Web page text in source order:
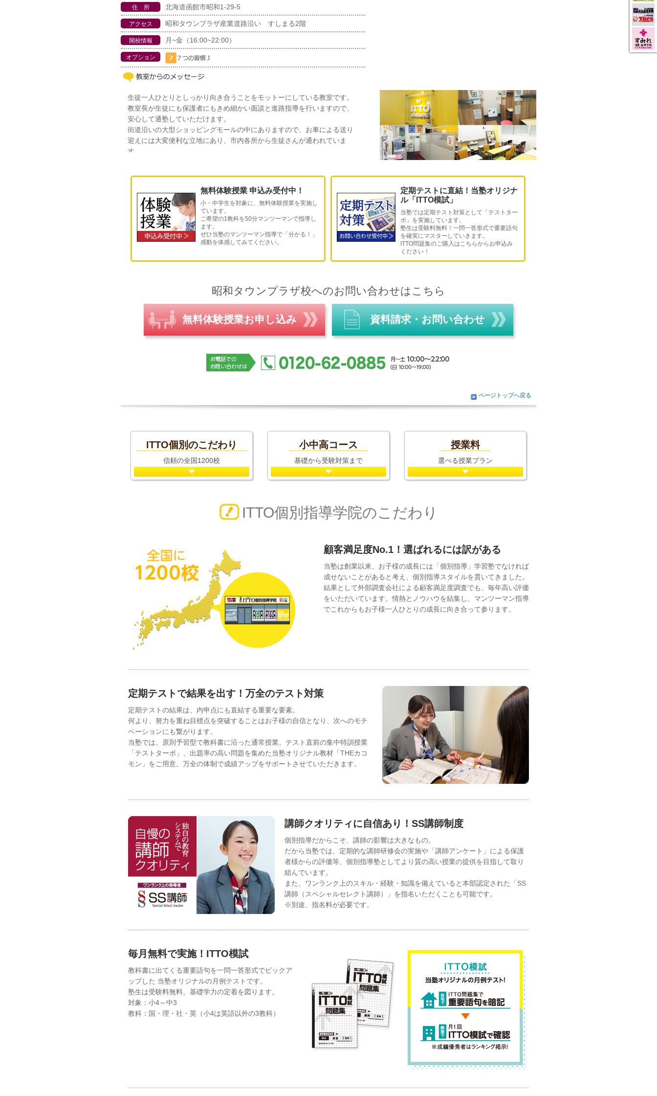
住 所 北海道函館市昭和1-29-5
アクセス 昭和タウンプラザ産業道路沿い すしまる2階
開校情報 月~金（16:00~22:00）
オプション
生徒一人ひとりとしっかり向き合うことをモットーにしている教室です。
教室長が生徒にも保護者にもきめ細かい面談と進路指導を行いますので、
安心して通塾していただけます。
街道沿いの大型ショッピングモールの中にありますので、お車による送り
迎えには大変便利な立地にあり、市内各所から生徒さんが通われていま
す。
無料体験授業 申込み受付中！
小・中学生を対象に、無料体験授業を実施し
ています。
ご希望の1教科を50分マンツーマンで指導し
ます。
ぜひ当塾のマンツーマン指導で「分かる！」
感動を体感してみてください。
定期テストに直結！当塾オリジナ
ル「ITTO模試」
当塾では定期テスト対策として「テストター
ボ」を実施しています。
塾生は受験料無料！一問一答形式で重要語句
を確実にマスターしていきます。
ITTO問題集のご購入はこちらからお申込み
ください！
昭和タウンプラザ校へのお問い合わせはこちら
無料体験授業お申し込み 資料請求・お問い合わせ
ページトップへ戻る
ITTO個別のこだわり
信頼の全国1200校
小中高コース
基礎から受験対策まで
授業料
選べる授業プラン
ITTO個別指導学院のこだわり
顧客満足度No.1！選ばれるには訳がある
当塾は創業以来、お子様の成長には「個別指導」学習塾でなければ
成せないことがあると考え、個別指導スタイルを貫いてきました。
結果として外部調査会社による顧客満足度調査でも、毎年高い評価
をいただいています。情熱とノウハウを結集し、マンツーマン指導
でこれからもお子様一人ひとりの成長に向き合って参ります。
定期テストで結果を出す！万全のテスト対策
定期テストの結果は、内申点にも直結する重要な要素。
何より、努力を重ね目標点を突破することはお子様の自信となり、次へのモチ
ベーションにも繋がります。
当塾では、原則予習型で教科書に沿った通常授業、テスト直前の集中特訓授業
「テストターボ」、出題率の高い問題を集めた当塾オリジナル教材「THEカコ
モン」をご用意。万全の体制で成績アップをサポートさせていただきます。
講師クオリティに自信あり！SS講師制度
個別指導だからこそ、講師の影響は大きなもの。
だから当塾では、定期的な講師研修会の実施や「講師アンケート」による保護
者様からの評価等、個別指導塾としてより質の高い授業の提供を目指して取り
組んでいます。
また、ワンランク上のスキル・経験・知識を備えていると本部認定された「SS
講師（スペシャルセレクト講師）」を指名いただくことも可能です。
※別途、指名料が必要です。
毎月無料で実施！ITTO模試
教科書に出てくる重要語句を一問一答形式でピックア
ップした 当塾オリジナルの月例テストです。
塾生は受験料無料。基礎学力の定着を図ります。
対象：小4～中3
教科：国・理・社・英（小4は英語以外の3教科）